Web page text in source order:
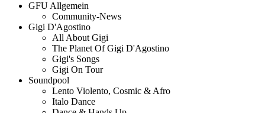
GFU Allgemein
Community-News
Gigi D'Agostino
All About Gigi
The Planet Of Gigi D'Agostino
Gigi's Songs
Gigi On Tour
Soundpool
Lento Violento, Cosmic & Afro
Italo Dance